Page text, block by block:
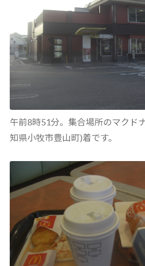
午前8時51分。集合場所のマクド
知県小牧市豊山町)着です。